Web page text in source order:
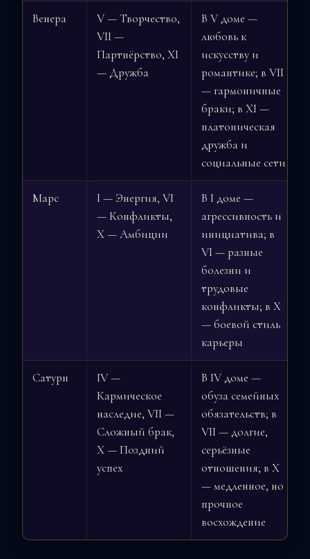
Венера
V — Творчество,
VII —
Партнёрство, XI
— Дружба
В V доме —
любовь к
искусству и
романтике; в VII
— гармоничные
браки; в XI —
платоническая
дружба и
социальные сети
Марс
I — Энергия, VI
— Конфликты,
X — Амбиции
В I доме —
агрессивность и
инициатива; в
VI — разные
болезни и
трудовые
конфликты; в X
— боевой стиль
карьеры
Сатурн
IV —
Кармическое
наследие, VII —
Сложный брак,
X — Поздний
успех
В IV доме —
обуза семейных
обязательств; в
VII — долгие,
серьёзные
отношения; в X
— медленное, но
прочное
восхождение